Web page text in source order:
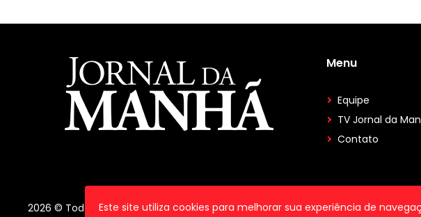
Este site utiliza cookies para melhorar sua experiência de
Menu
Equipe
TV Jornal da
Contato
2026 © Todos os direitos reservados.